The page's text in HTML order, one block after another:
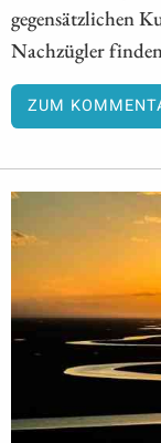
gegensätzlichen
Nachzügler
ZUM